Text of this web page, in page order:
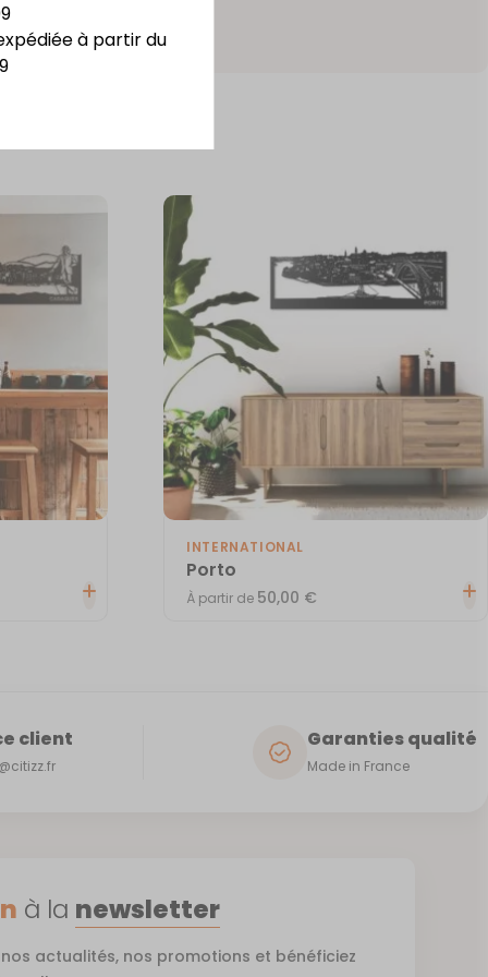
à partir du
INTERNATIONAL
Porto
À partir de 50,00 €
client Garanties qualité
Made in France
à la newsletter
actualités, nos promotions et bénéficiez